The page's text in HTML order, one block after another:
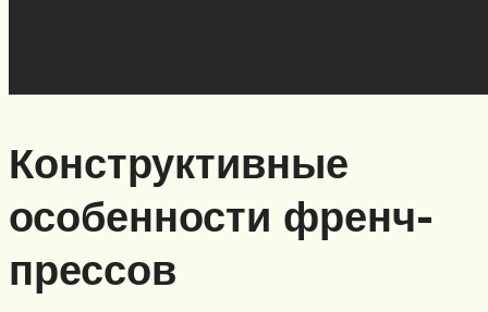
Конструктивные
особенности френч-
прессов